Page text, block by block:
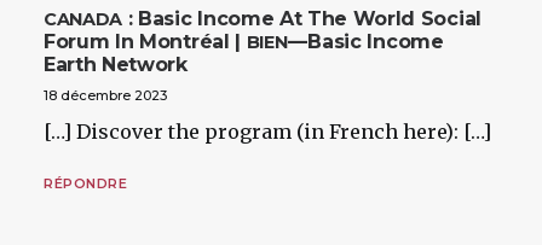
CANADA : Basic Income At The World Social
Forum In Montréal | BIEN— Basic Income
Earth Network
18 décembre 2023
[…] Discover the program (in French here): […]
RÉPONDRE